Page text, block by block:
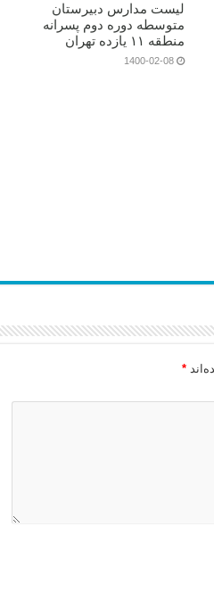
لیست مدارس دبیرستان
متوسطه دوره دوم پسرانه
منطقه ۱۱ یازده تهران
1400-02-08
*